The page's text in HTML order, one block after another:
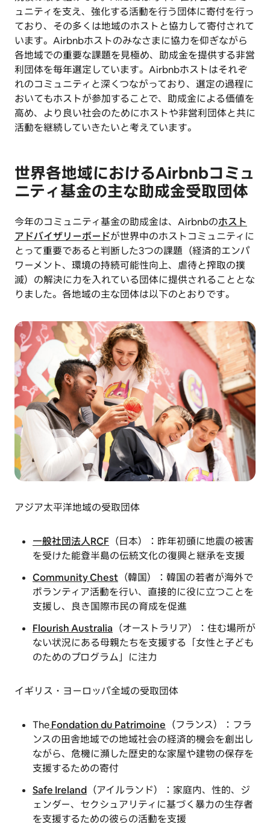
ュニティを支え、強化する活動を行う団体に寄付を行っ
ており、その多くは地域のホストと協力して寄付されて
います。Airbnbホストのみなさまに協力を仰ぎながら
各地域での重要な課題を見極め、助成金を提供する非営
利団体を毎年選定しています。Airbnbホストはそれぞ
れのコミュニティと深くつながっており、選定の過程に
おいてもホストが参加することで、助成金による価値を
高め、より良い社会のためにホストや非営利団体と共に
活動を継続していきたいと考えています。
世界各地域におけるAirbnbコミュ
ニティ基金の主な助成金受取団体
今年のコミュニティ基金の助成金は、Airbnbのホスト
アドバイザリーボードが世界中のホストコミュニティに
とって重要であると判断した3つの課題（経済的エンパ
ワーメント、環境の持続可能性向上、虐待と搾取の撲
滅）の解決に力を入れている団体に提供されることとな
りました。各地域の主な団体は以下のとおりです。
アジア太平洋地域の受取団体
一般社団法人RCF （日本）：昨年初頭に地震の被害
を受けた能登半島の伝統文化の復興と継承を支援
Community Chest （韓国）：韓国の若者が海外で
ボランティア活動を行い、直接的に役に立つことを
支援し、良き国際市民の育成を促進
Flourish Australia （オーストラリア）：住む場所が
ない状況にある母親たちを支援する「女性と子ども
のためのプログラム」に注力
イギリス・ヨーロッパ全域の受取団体
TheFondation du Patrimoine （フランス）：フラ
ンスの田舎地域での地域社会の経済的機会を創出し
ながら、危機に瀕した歴史的な家屋や建物の保存を
支援するための寄付
Safe Ireland （アイルランド）：家庭内、性的、ジ
ェンダー、セクシュアリティに基づく暴力の生存者
を支援するための彼らの活動を支援